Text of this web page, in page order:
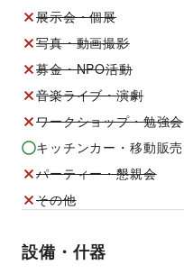
展示会・個展
写真・動画撮影
募金・NPO活動
音楽ライブ・演劇
ワークショップ・勉強会
キッチンカー・移動販売
パーティー・懇親会
その他
設備・什器